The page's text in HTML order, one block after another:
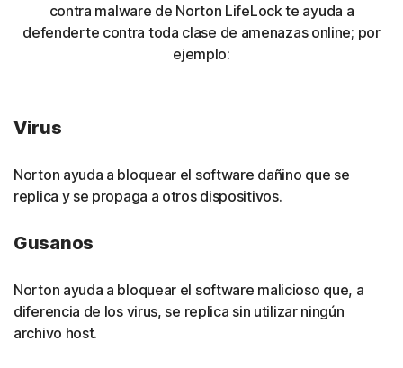
contra malware de Norton LifeLock te ayuda a
defenderte contra toda clase de amenazas online; por
ejemplo:
Virus
Norton ayuda a bloquear el software dañino que se
replica y se propaga a otros dispositivos.
Gusanos
Norton ayuda a bloquear el software malicioso que, a
diferencia de los virus, se replica sin utilizar ningún
archivo host.